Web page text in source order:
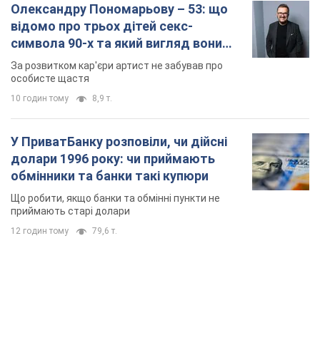
Олександру Пономарьову – 53: що
відомо про трьох дітей секс-
символа 90-х та який вигляд вони
мають
За розвитком кар'єри артист не забував про
особисте щастя
10 годин тому 8,9 т.
У ПриватБанку розповіли, чи дійсні
долари 1996 року: чи приймають
обмінники та банки такі купюри
Що робити, якщо банки та обмінні пункти не
приймають старі долари
12 годин тому 79,6 т.